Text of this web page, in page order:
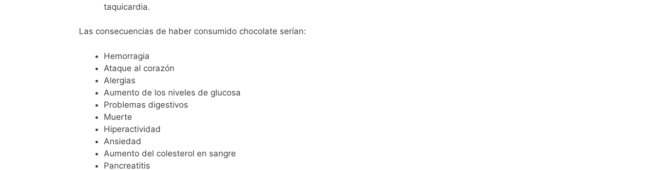
taquicardia.
Las consecuencias de haber consumido chocolate serían:
Hemorragia
Ataque al corazón
Alergias
Aumento de los niveles de glucosa
Problemas digestivos
Muerte
Hiperactividad
Ansiedad
Aumento del colesterol en sangre
Pancreatitis